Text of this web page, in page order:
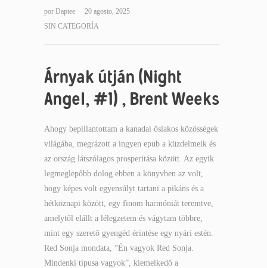
por Daptee
20 agosto, 2025
SIN CATEGORÍA
Árnyak útján (Night
Angel, #1) , Brent Weeks
Ahogy bepillantottam a kanadai őslakos közösségek
világába, megrázott a ingyen epub a küzdelmeik és
az ország látszólagos prosperitása között. Az egyik
legmeglepőbb dolog ebben a könyvben az volt,
hogy képes volt egyensúlyt tartani a pikáns és a
hétköznapi között, egy finom harmóniát teremtve,
amelytől elállt a lélegzetem és vágytam többre,
mint egy szerető gyengéd érintése egy nyári estén.
Red Sonja mondata, “Én vagyok Red Sonja.
Mindenki típusa vagyok”, kiemelkedő a